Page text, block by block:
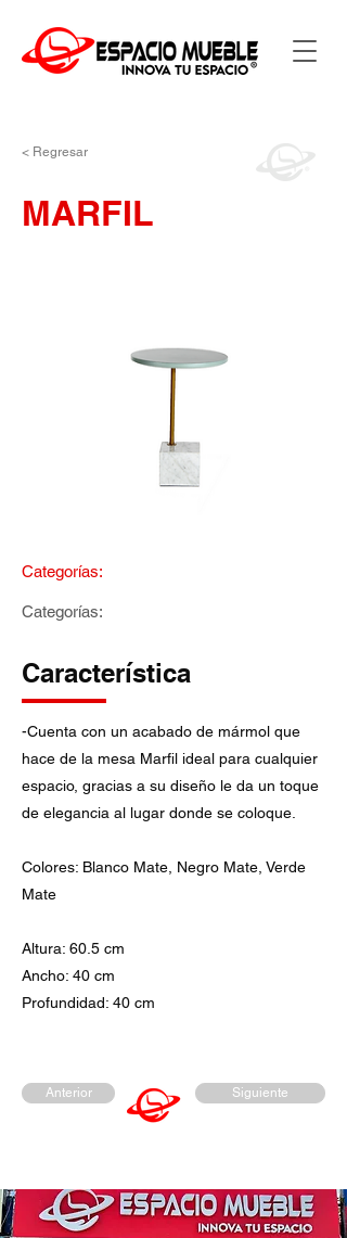
< Regresar
MARFIL
Categorías:
Categorías:
Característica
-Cuenta con un acabado de mármol que
hace de la mesa Marfil ideal para cualquier
espacio, gracias a su diseño le da un toque
de elegancia al lugar donde se coloque.
Colores: Blanco Mate, Negro Mate, Verde
Mate
Altura: 60.5 cm
Ancho: 40 cm
Profundidad: 40 cm
Anterior Siguiente